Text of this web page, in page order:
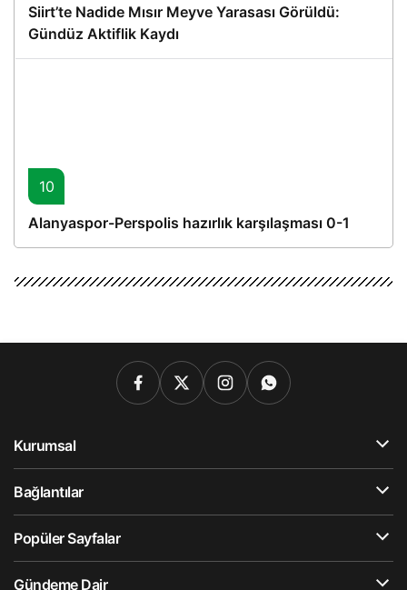
Siirt’te Nadide Mısır Meyve Yarasası Görüldü:
Gündüz Aktiflik Kaydı
10
Alanyaspor-Perspolis hazırlık karşılaşması 0-1
Kurumsal
Bağlantılar
Popüler Sayfalar
Gündeme Dair